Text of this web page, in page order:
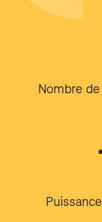
Nombre